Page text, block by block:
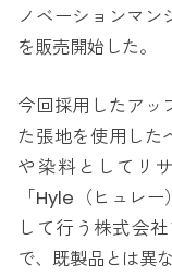
ノベーションマン
を販売開始した。
今回採用したアッ
た張地を使用した
や染料としてリ
「Hyle（ヒュレ
して行う株式会
で、既製品とは異